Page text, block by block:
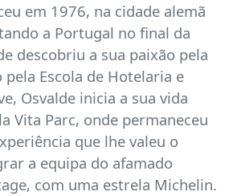
em 1976, na cidade alemã
a Portugal no final da
descobriu a sua paixão pela
Escola de Hotelaria e
Osvalde inicia a sua vida
Vita Parc, onde permaneceu
que lhe valeu o
a equipa do afamado
com uma estrela Michelin.